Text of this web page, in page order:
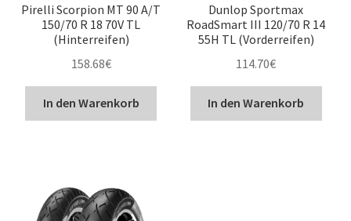
Pirelli Scorpion MT 90 A/T
150/70 R 18 70V TL
(Hinterreifen)
158.68€
In den Warenkorb
Dunlop Sportmax
RoadSmart III 120/70 R 14
55H TL (Vorderreifen)
114.70€
In den Warenkorb